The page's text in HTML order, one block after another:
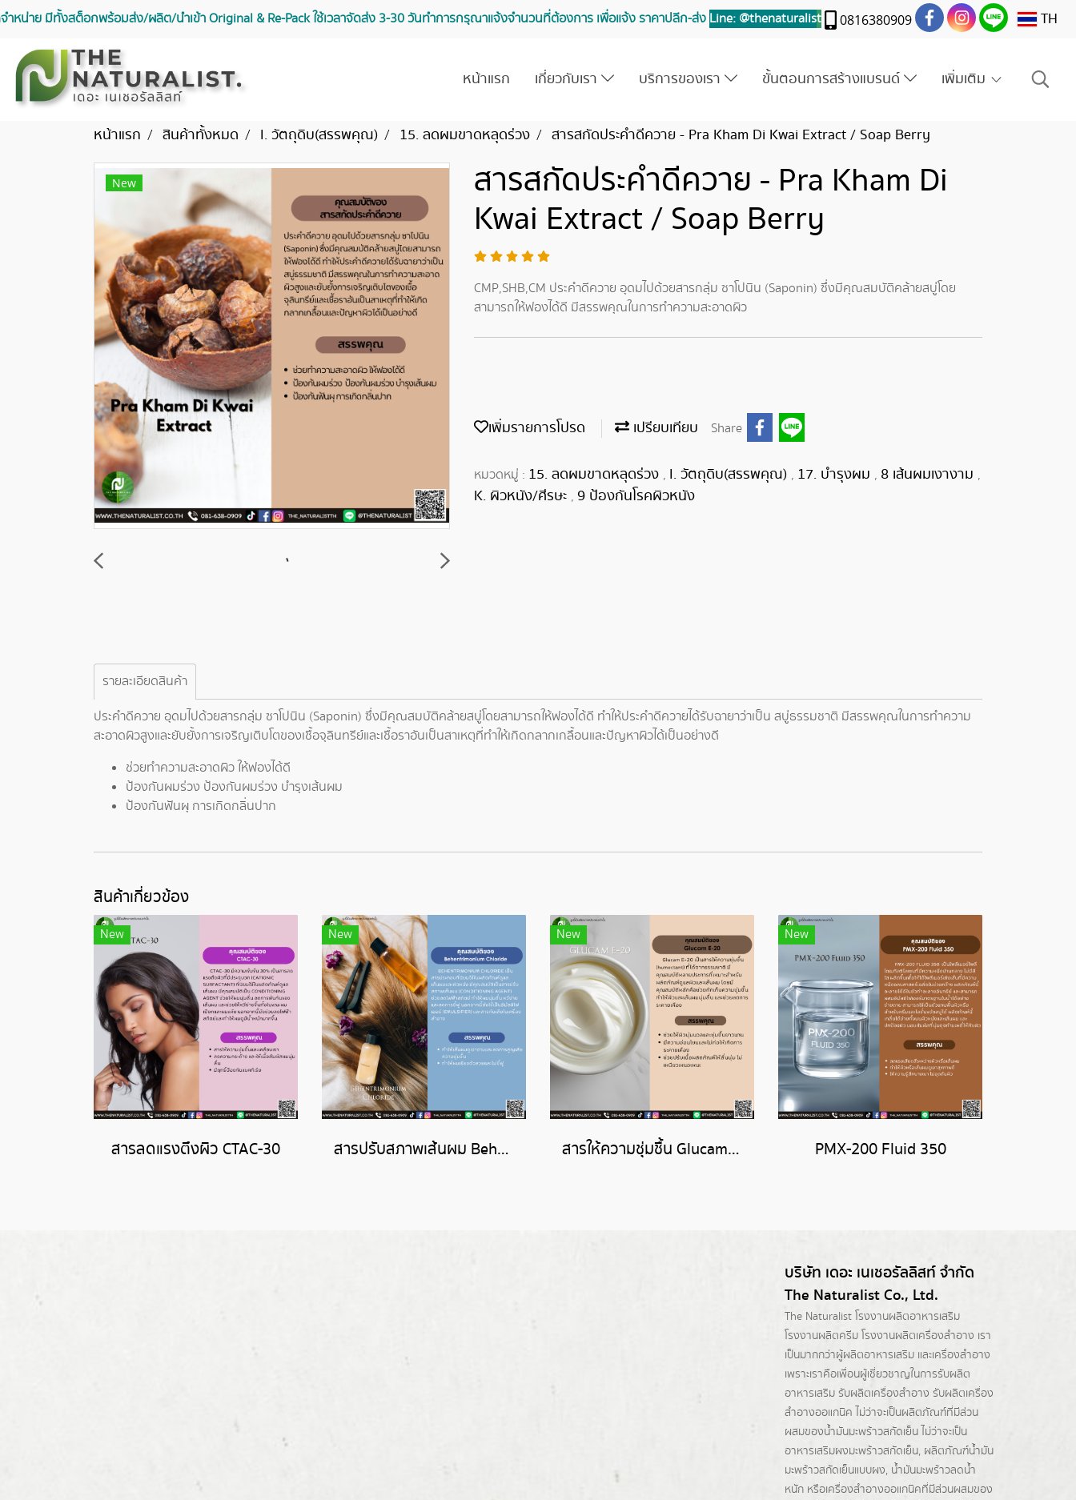
น่าย มีทั้งสต็อกพร้อมส่ง/ผลิต/นำเข้า Original & Re-Pack ใช้เวลาจัดส่ง 3-30 วันทำการ กรุณาแจ้งจำนวนที่ต้องการ เพื่อแจ้ง ราคาปลีก-ส่ง Line: @thenaturalist 0816380909 TH
หน้าแรก เกี่ยวกับเรา บริการของเรา ขั้นตอนการสร้างแบรนด์ เพิ่มเติม
หน้าแรก สินค้าทั้งหมด I. วัตถุดิบ(สรรพคุณ) 15. ลดผมขาดหลุดร่วง สารสกัดประคำดีควาย - Pra Kham Di Kwai Extract / Soap Berry
New
สารสกัดประคำดีควาย - Pra Kham Di
Kwai Extract / Soap Berry
CMP,SHB,CM ประคำดีควาย อุดมไปด้วยสารกลุ่ม ซาโปนิน (Saponin) ซึ่งมีคุณสมบัติคล้ายสบู่โดย
สามารถให้ฟองได้ดี มีสรรพคุณในการทำความสะอาดผิว
เพิ่มรายการโปรด เปรียบเทียบ Share
หมวดหมู่ : 15. ลดผมขาดหลุดร่วง , I. วัตถุดิบ(สรรพคุณ) , 17. บำรุงผม , 8 เส้นผมเงางาม ,
K. ผิวหนัง/ศีรษะ , 9 ป้องกันโรคผิวหนัง
รายละเอียดสินค้า
ประคำดีควาย อุดมไปด้วยสารกลุ่ม ซาโปนิน (Saponin) ซึ่งมีคุณสมบัติคล้ายสบู่โดยสามารถให้ฟองได้ดี ทำให้ประคำดีควายได้รับฉายาว่าเป็น สบู่ธรรมชาติ มีสรรพคุณในการทำความ
สะอาดผิวสูงและยับยั้งการเจริญเติบโตของเชื้อจุลินทรีย์และเชื้อราอันเป็นสาเหตุที่ทำให้เกิดกลากเกลื้อนและปัญหาผิวได้เป็นอย่างดี
ช่วยทำความสะอาดผิว ให้ฟองได้ดี
ป้องกันผมร่วง ป้องกันผมร่วง บำรุงเส้นผม
ป้องกันฟันผุ การเกิดกลิ่นปาก
สินค้าเกี่ยวข้อง
New
สารลดแรงตึงผิว CTAC-30
New
สารปรับสภาพเส้นผม Behentrimonium Chloride
New
สารให้ความชุ่มชื้น Glucam E-20
New
PMX-200 Fluid 350
บริษัท เดอะ เนเชอรัลลิสท์ จำกัด
The Naturalist Co., Ltd.
The Naturalist โรงงานผลิตอาหารเสริม
โรงงานผลิตครีมโรงงานผลิตเครื่องสำอาง เรา
เป็นมากกว่าผู้ผลิตอาหารเสริมและเครื่องสำอาง
เพราะเราคือเพื่อนผู้เชี่ยวชาญในการรับผลิต
อาหารเสริม รับผลิตเครื่องสำอาง รับผลิตเครื่อง
สำอางออแกนิค ไม่ว่าจะเป็นผลิตภัณฑ์ที่มีส่วน
ผสมของน้ำมันมะพร้าวสกัดเย็น ไม่ว่าจะเป็น
อาหารเสริมผงมะพร้าวสกัดเย็น, ผลิตภัณฑ์น้ำมัน
มะพร้าวสกัดเย็นแบบผง, น้ำมันมะพร้าวลดน้ำ
หนักหรือเครื่องสำอางออแกนิคที่มีส่วนผสมของ